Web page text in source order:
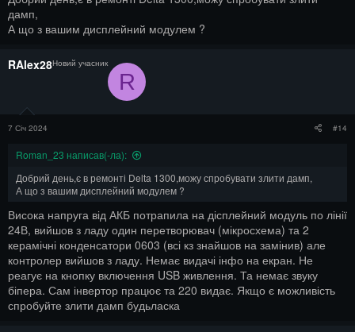
дамп,
А що з вашим дисплейний модулем ?
RAlex28Новий учасник
R
7 Січ 2024 #14
Roman_23 написав(-ла):
Добрий день,є в ремонті Delta 1300,можу спробувати злити дамп,
А що з вашим дисплейний модулем ?
Висока напруга від АКБ потрапила на дісплейний модуль по лінії
24В, вийшов з ладу один перетворювач (мікросхема) та 2
керамічні конденсатори 0603 (всі кз знайшов на замінив) але
контролер вийшов з ладу. Немає видачі інфо на екран. Не
реагує на кнопку включення USB живлення. Та немає звуку
біпера. Сам інвертор працює та 220 видає. Якщо є можливість
спробуйте злити дамп будьласка